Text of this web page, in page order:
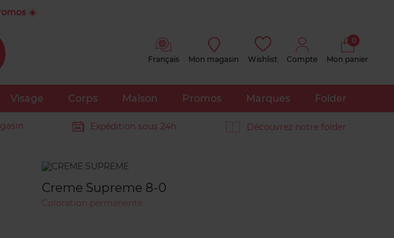
☀️
Français Mon magasin Wishlist Compte Mon panier
0
Visage Corps Maison Promos Marques Folder
Expédition sous 24h Découvrez notre folder
Marque
Creme Supreme 8-0
Coloration permanente